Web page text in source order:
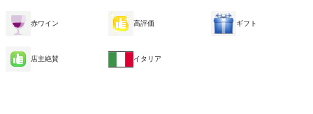
赤ワイン 高評価 ギフト
店主絶賛 イタリア